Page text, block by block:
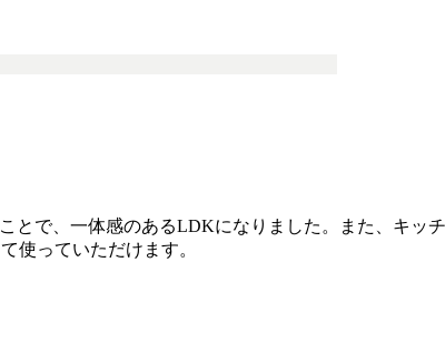
とで、一体感のあるLDKになりました。また、キッ
使っていただけます。